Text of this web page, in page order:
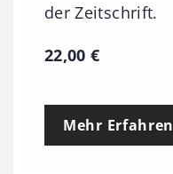
der Zeitschrift.
22,00€
Mehr Erfahren